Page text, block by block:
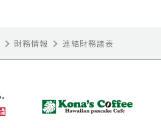
財務情報 連結財務諸表